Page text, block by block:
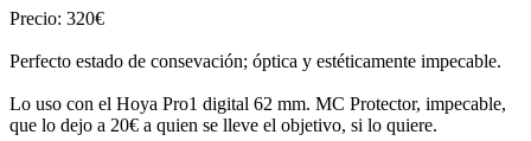
Precio: 320€
Perfecto estado de consevación; óptica y estéticamente impecable.
Lo uso con el Hoya Pro1 digital 62 mm. MC Protector, impecable,
que lo dejo a 20€ a quien se lleve el objetivo, si lo quiere.